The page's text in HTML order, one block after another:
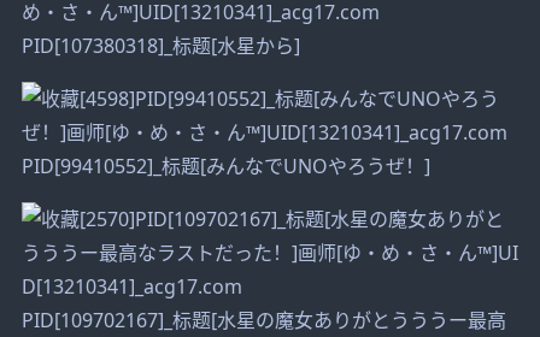
PID[107380318]_标题[水星から]
PID[99410552]_标题[みんなでUNOやろうぜ！]
PID[109702167]_标题[水星の魔女ありがとうううー最高